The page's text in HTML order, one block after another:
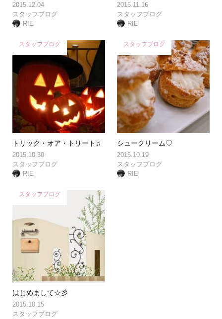
2015.12.04
スタッフブログ
RIE
2015.11.16
スタッフブログ
RIE
スタッフブログ
トリック・オア・トリート♫
2015.10.30
スタッフブログ
RIE
スタッフブログ
シュークリーム♡
2015.10.19
スタッフブログ
RIE
スタッフブログ
はじめまして☆彡
2015.10.15
スタッフブログ